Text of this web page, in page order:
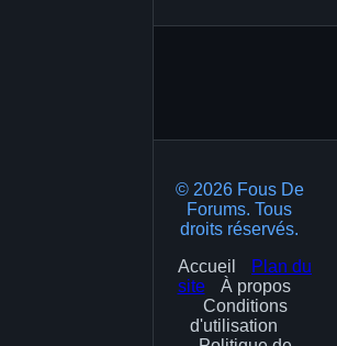
© 2026 Fous De
Forums. Tous
droits réservés.
Accueil
Plan du
site
À propos
Conditions
d'utilisation